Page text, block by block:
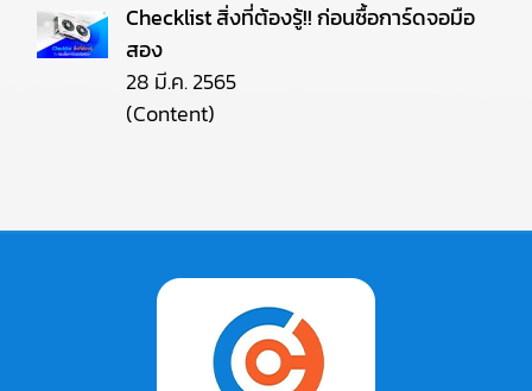
Checklist สิ่งที่ต้องรู้!! ก่อนซื้อการ์ดจอมือ
สอง
28 มี.ค. 2565
(Content)